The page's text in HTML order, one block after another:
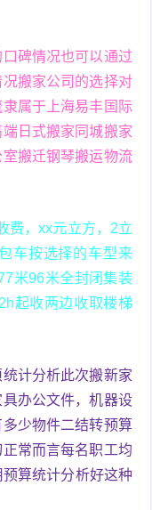
碑情况也可以通过
搬家公司的选择对
属于上海易丰国际
日式搬家同城搬家
搬迁钢琴搬运物流
费，xx元立方，2立
车按选择的车型来
米96米全封闭集装
起收两边收取楼梯
计分析此次搬新家
办公文件，机器设
少物件二结转预算
常而言每名职工均
算统计分析好这种